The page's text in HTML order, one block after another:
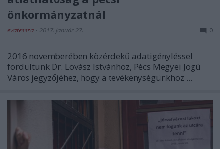
önkormányzatnál
evatessza • 2017. január 27. 0
2016 novemberében közérdekű adatigényléssel
fordultunk Dr. Lovász Istvánhoz, Pécs Megyei Jogú
Város jegyzőjéhez, hogy a tevékenységünkhöz ...